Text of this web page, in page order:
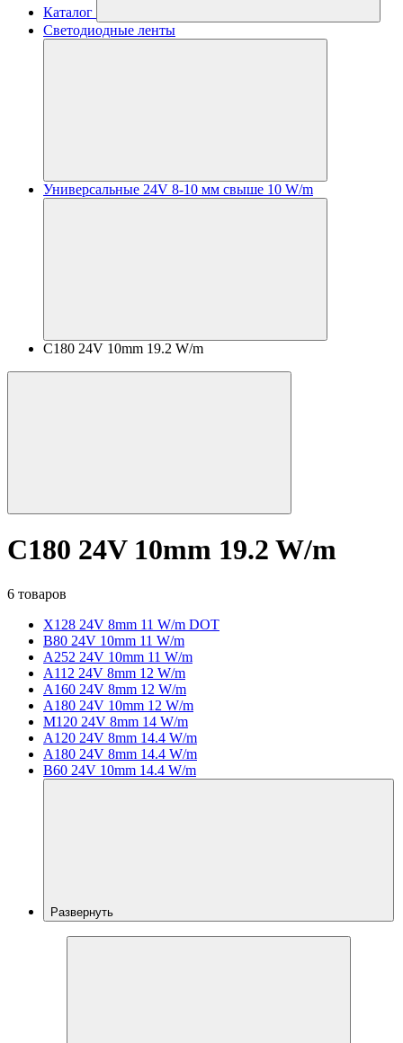
Каталог
Светодиодные ленты
Универсальные 24V 8-10 мм свыше 10 W/m
C180 24V 10mm 19.2 W/m
C180 24V 10mm 19.2 W/m
6 товаров
X128 24V 8mm 11 W/m DOT
B80 24V 10mm 11 W/m
A252 24V 10mm 11 W/m
A112 24V 8mm 12 W/m
A160 24V 8mm 12 W/m
A180 24V 10mm 12 W/m
M120 24V 8mm 14 W/m
A120 24V 8mm 14.4 W/m
A180 24V 8mm 14.4 W/m
B60 24V 10mm 14.4 W/m
Развернуть